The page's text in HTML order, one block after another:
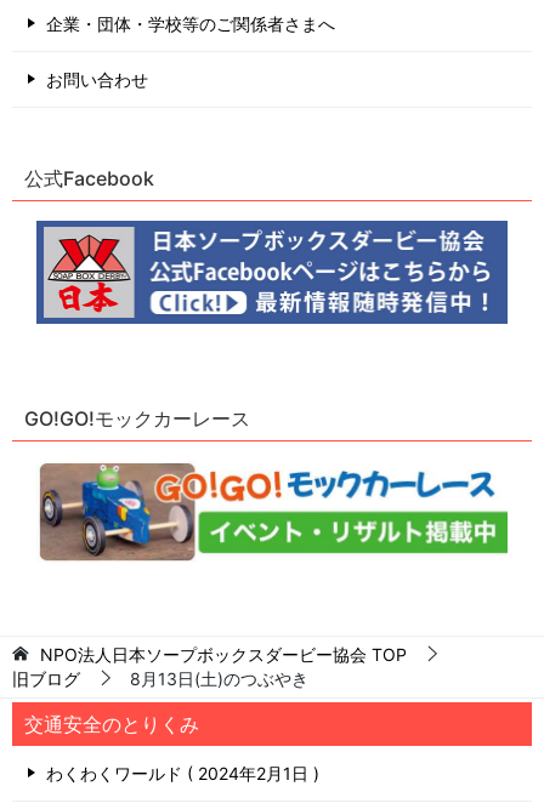
企業・団体・学校等のご関係者さまへ
お問い合わせ
公式Facebook
GO!GO!モックカーレース
NPO法人日本ソープボックスダービー協会 TOP
旧ブログ
8月13日(土)のつぶやき
交通安全のとりくみ
わくわくワールド 2024年2月1日